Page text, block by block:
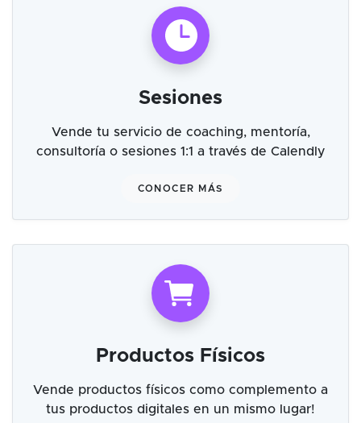
Sesiones
Vende tu servicio de coaching, mentoría,
consultoría o sesiones 1:1 a través de Calendly
CONOCER MÁS
Productos Físicos
Vende productos físicos como complemento a
tus productos digitales en un mismo lugar!